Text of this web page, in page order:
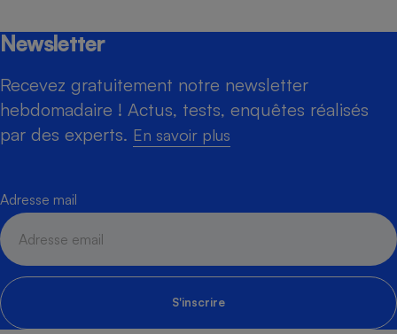
Newsletter
Recevez gratuitement notre newsletter
hebdomadaire ! Actus, tests, enquêtes réalisés
par des experts. En savoir plus
Adresse mail
S'inscrire